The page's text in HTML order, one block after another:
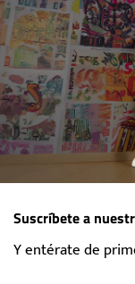
Suscríbete a
Y entérate de